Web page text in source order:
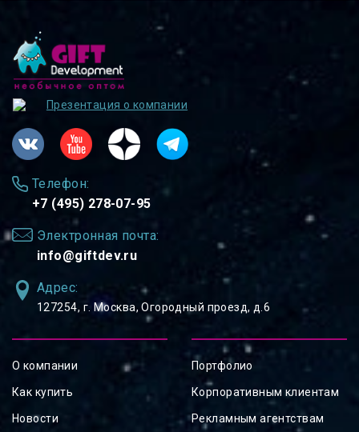
Презентация о компании
Телефон:
+7 (495) 278-07-95
Электронная почта:
info@giftdev.ru
Адрес:
127254, ⁠г. Москва, Огородный проезд, д.6
О компании
Как купить
Новости
Портфолио
Корпоративным клиентам
Рекламным агентствам